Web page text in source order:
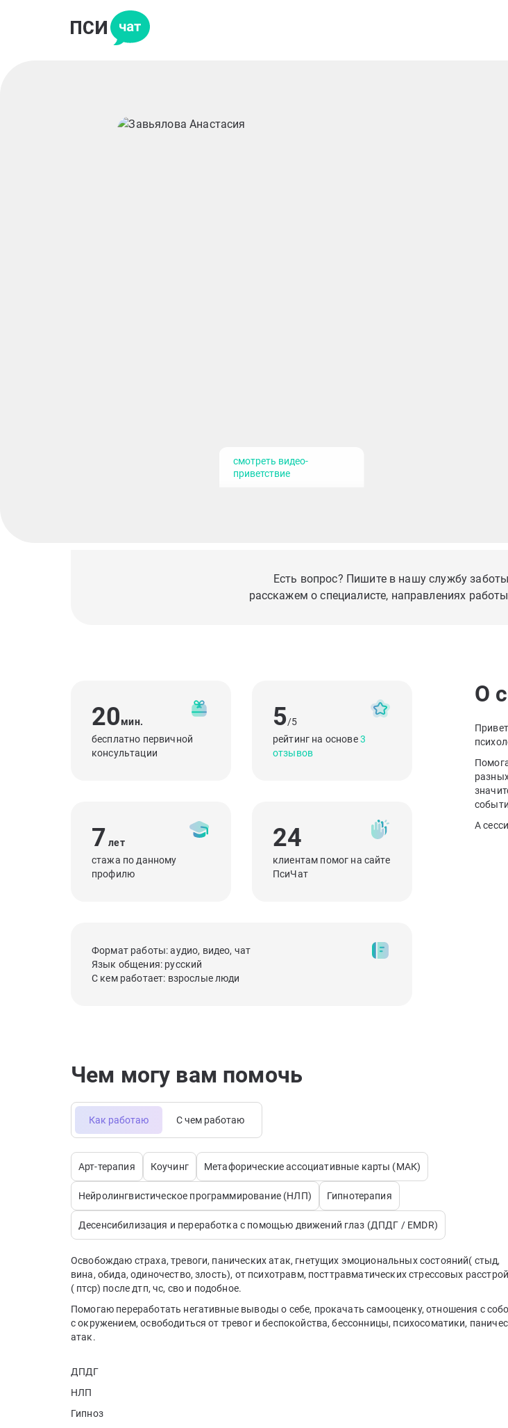
смотреть видео-
приветствие
Есть вопрос? Пишите в нашу службу
расскажем о специалисте, направлениях
20мин.
бесплатно первичной
консультации
5/5
рейтинг на основе3
отзывов
7 лет
стажа по данному
профилю
24
клиентам помог на сайте
ПсиЧат
Формат работы: аудио, видео, чат
Язык общения: русский
С кем работает: взрослые люди
О
А
Чем могу вам помочь
Как работаю С чем работаю
Арт-терапия Коучинг Метафорические ассоциативные карты (МАК)
Нейролингвистическое программирование (НЛП) Гипнотерапия
Десенсибилизация и переработка с помощью движений глаз (ДПДГ / EMDR)
Освобождаю страха, тревоги, панических атак, гнетущих эмоциональных состояний( стыд,
вина, обида, одиночество, злость), от психотравм, посттравматических стрессовых
( птср) после дтп, чс, сво и подобное.
Помогаю переработать негативные выводы о себе, прокачать самооценку, отношения с
с окружением, освободиться от тревог и беспокойства, бессонницы, психосоматики,
атак.
ДПДГ
НЛП
Гипноз